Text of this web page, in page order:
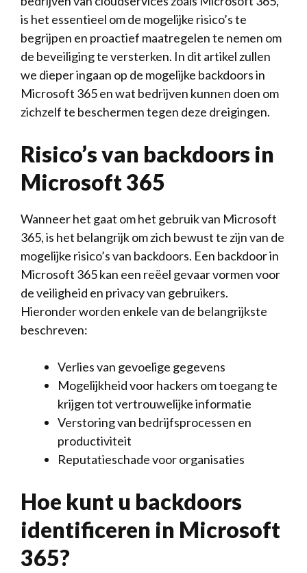
is het essentieel om de mogelijke ‍risico’s te
begrijpen en proactief maatregelen te nemen om
de beveiliging ‌te versterken. In dit artikel zullen
we dieper ingaan op ‌de mogelijke backdoors ⁢in
Microsoft‍ 365​ en wat bedrijven ‍kunnen ‌doen om
zichzelf te ​beschermen tegen deze ⁤dreigingen.
Risico’s van backdoors in
Microsoft 365
Wanneer het gaat om het gebruik van Microsoft
365, ‍is het​ belangrijk om zich bewust ‍te zijn van⁢ de⁤
mogelijke risico’s van ⁣backdoors. Een backdoor in
Microsoft⁣ 365​ kan een‍ reëel gevaar vormen voor
‍de veiligheid en privacy van gebruikers.
Hieronder worden⁤ enkele⁣ van de⁤ belangrijkste
beschreven:
Verlies van gevoelige gegevens
Mogelijkheid voor hackers om toegang ⁣te
krijgen​ tot vertrouwelijke informatie
Verstoring van⁤ bedrijfsprocessen en⁣
productiviteit
Reputatieschade voor organisaties
Hoe‍ kunt ⁢u backdoors
identificeren in Microsoft
365?